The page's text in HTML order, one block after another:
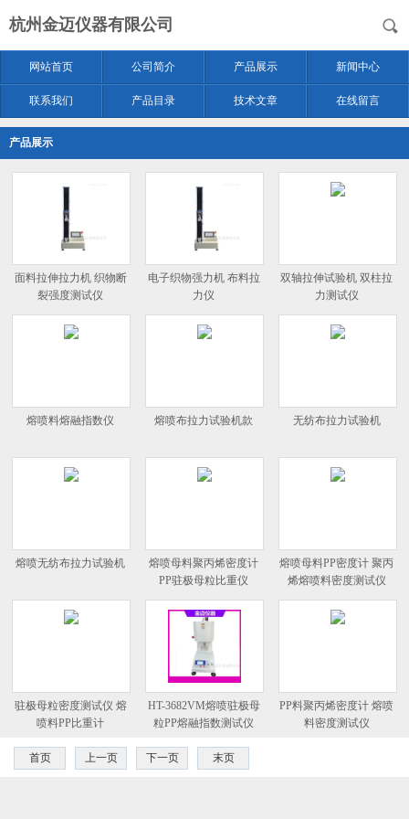
杭州金迈仪器有限公司
网站首页 公司简介 产品展示 新闻中心
联系我们 产品目录 技术文章 在线留言
产品展示
面料拉伸拉力机 织物断
裂强度测试仪
电子织物强力机 布料拉
力仪
双轴拉伸试验机 双柱拉
力测试仪
熔喷料熔融指数仪 熔喷布拉力试验机款 无纺布拉力试验机
熔喷无纺布拉力试验机
熔喷母料聚丙烯密度计
PP驻极母粒比重仪
熔喷母料PP密度计 聚丙
烯熔喷料密度测试仪
驻极母粒密度测试仪 熔
喷料PP比重计
HT-3682VM熔喷驻极母
粒PP熔融指数测试仪
PP料聚丙烯密度计 熔喷
料密度测试仪
首页 上一页 下一页 末页